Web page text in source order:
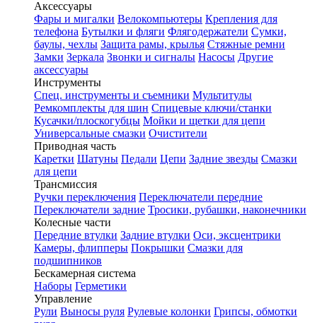
Аксессуары
Фары и мигалки Велокомпьютеры Крепления для
телефона Бутылки и фляги Флягодержатели Сумки,
баулы, чехлы Защита рамы, крылья Стяжные ремни
Замки Зеркала Звонки и сигналы Насосы Другие
аксессуары
Инструменты
Спец. инструменты и съемники Мультитулы
Ремкомплекты для шин Спицевые ключи/станки
Кусачки/плоскогубцы Мойки и щетки для цепи
Универсальные смазки Очистители
Приводная часть
Каретки Шатуны Педали Цепи Задние звезды Смазки
для цепи
Трансмиссия
Ручки переключения Переключатели передние
Переключатели задние Тросики, рубашки, наконечники
Колесные части
Передние втулки Задние втулки Оси, эксцентрики
Камеры, флипперы Покрышки Смазки для
подшипников
Бескамерная система
Наборы Герметики
Управление
Рули Выносы руля Рулевые колонки Грипсы, обмотки